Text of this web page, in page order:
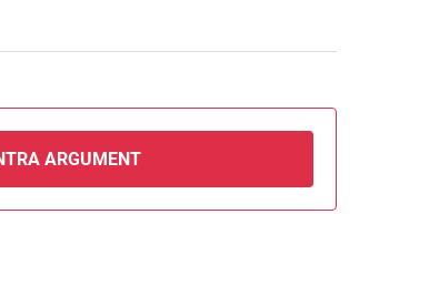
ARGUMENT